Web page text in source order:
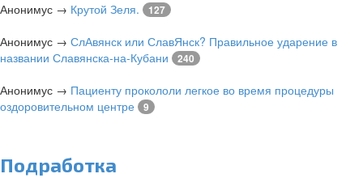
Анонимус → Крутой Зеля. 127
Анонимус → СлАвянск или СлавЯнск? Правильное ударение в
названии Славянска-на-Кубани
240
Анонимус → Пациенту прокололи легкое во время процедуры
оздоровительном центре
9
Подработка